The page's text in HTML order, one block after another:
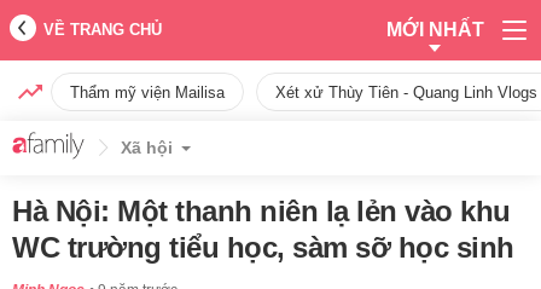
VỀ TRANG CHỦ MỚI NHẤT
Thẩm mỹ viện Mailisa Xét xử Thùy Tiên - Quang Linh
Xã hội
Hà Nội: Một thanh niên lạ lẻn vào khu
WC trường tiểu học, sàm sỡ học sinh